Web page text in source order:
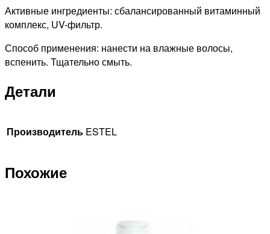
Активные ингредиенты: сбалансированный витаминный
комплекс, UV-фильтр.
Способ применения: нанести на влажные волосы,
вспенить. Тщательно смыть.
Детали
Производитель ESTEL
Похожие